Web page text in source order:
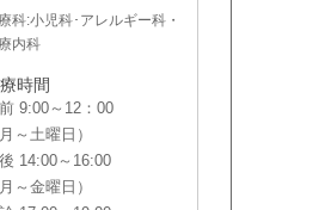
科:小児科･アレルギー科・
内科
時間
9:00～12：00
月～土曜日）
14:00～16:00
月～金曜日）